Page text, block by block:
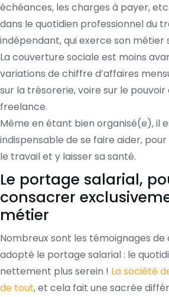
échéances, les charges à payer,
dans le quotidien professionnel du
indépendant, qui exerce son métier
La couverture sociale est moins
variations de chiffre d’affaires
sur la trésorerie, voire sur le pouvoir
freelance.
Même en étant bien organisé(e), il
indispensable de se faire aider,
le travail et y laisser sa santé.
Le portage salarial,
consacrer
métier
Nombreux sont les témoignages de
adopté le portage salarial : le
nettement plus serein ! La société
de tout, et cela fait une sacrée